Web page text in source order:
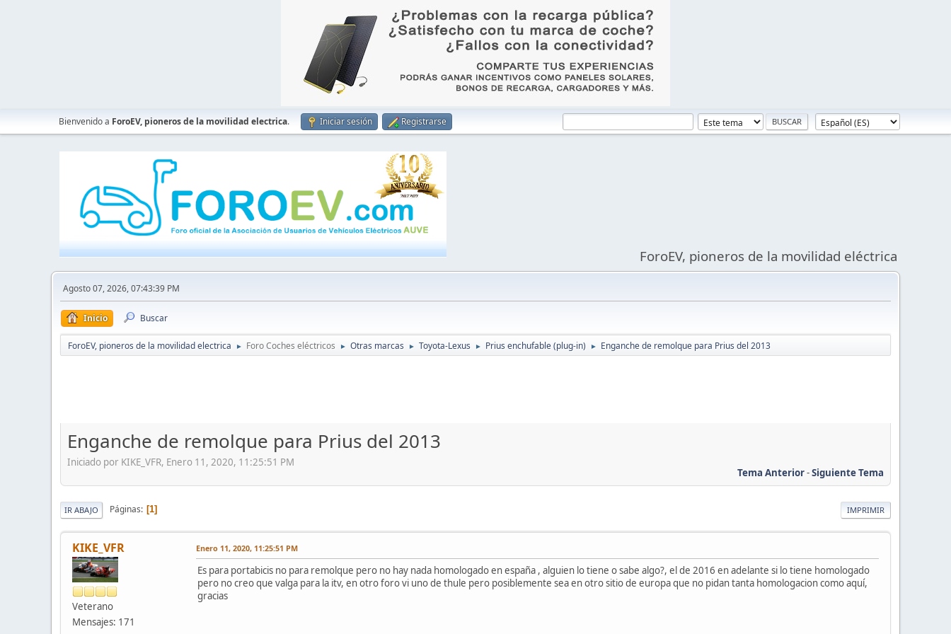
Bienvenido a ForoEV, pioneros de la movilidad electrica. Iniciar sesión Registrarse
ForoEV, pioneros de la movilidad eléctrica
Agosto 07, 2026, 07:43:39 PM
Inicio Buscar
ForoEV, pioneros de la movilidad electrica ► Foro Coches eléctricos ► Otras marcas ► Toyota-Lexus ► Prius enchufable (plug-in) ► Enganche de remolque para Prius del 2013
Enganche de remolque para Prius del 2013
Iniciado por KIKE_VFR, Enero 11, 2020, 11:25:51 PM
Tema Anterior-Siguiente Tema
IMPRIMIR
IR ABAJO Páginas 1
KIKE_VFR
Veterano
Mensajes: 171
Enero 11, 2020, 11:25:51 PM
Es para portabicis no para remolque pero no hay nada homologado en españa , alguien lo tiene o sabe algo?, el de 2016 en adelante si lo tiene homologado
pero no creo que valga para la itv, en otro foro vi uno de thule pero posiblemente sea en otro sitio de europa que no pidan tanta homologacion como aquí,
gracias